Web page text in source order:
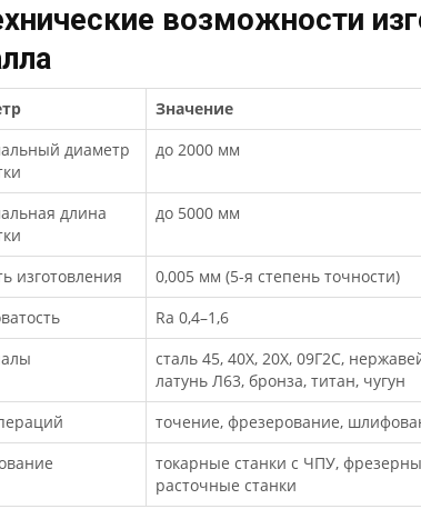
возможности
Значение
диаметр
до 2000 мм
длина
до 5000 мм
изготовления
0,005 мм (5-я степень точности)
Ra 0,4–1,6
сталь 45, 40Х, 20Х, 09Г2С,
латунь Л63, бронза, титан, чугун
точение, фрезерование,
токарные станки с ЧПУ,
расточные станки